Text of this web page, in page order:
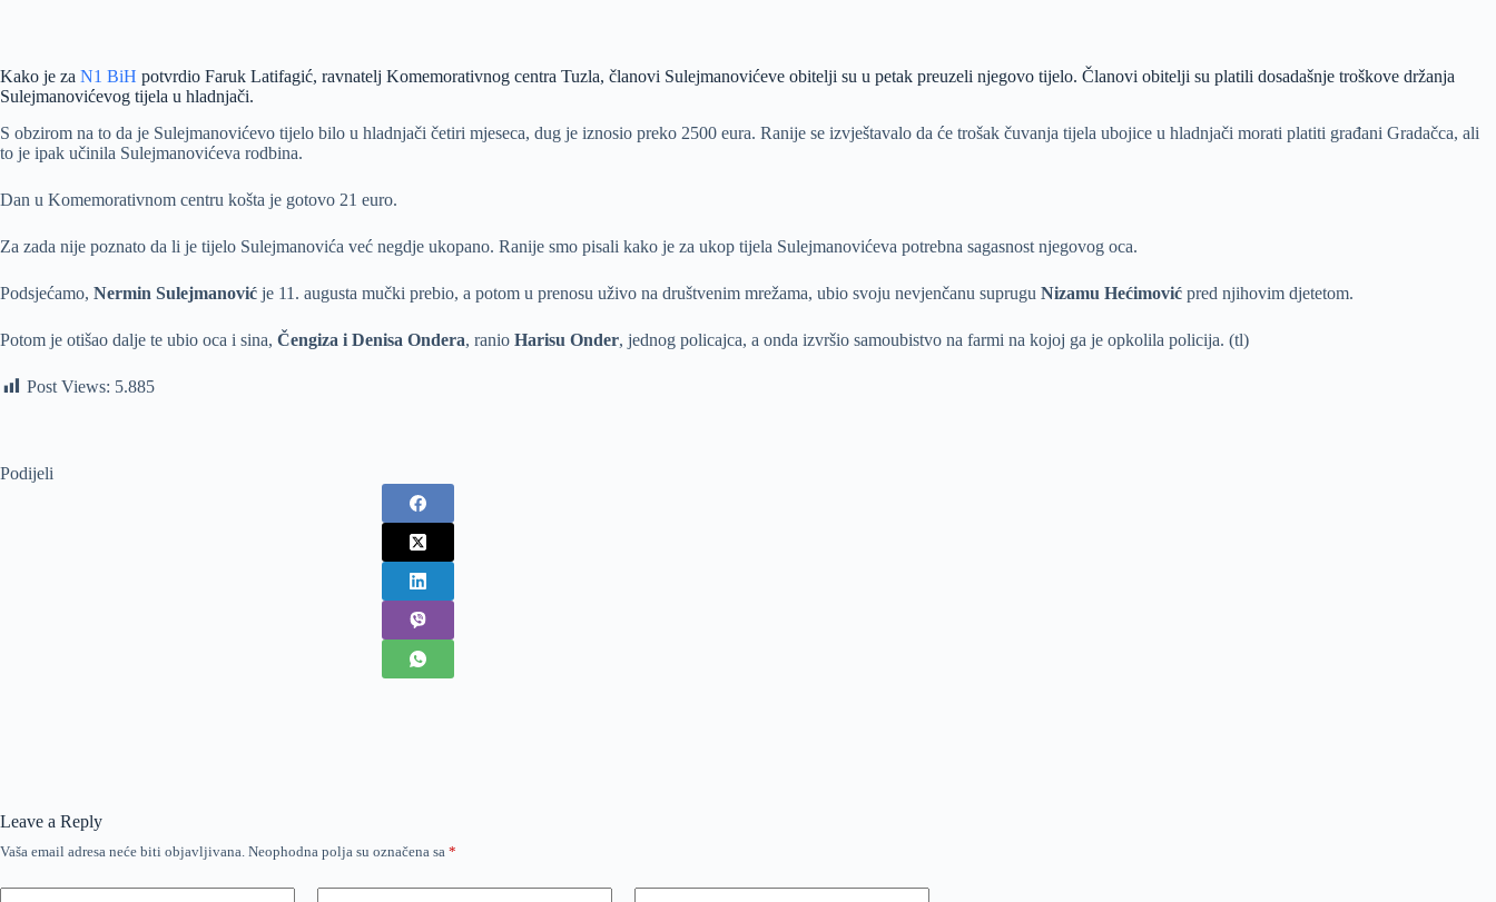
Kako je za N1 BiH potvrdio Faruk Latifagić, ravnatelj Komemorativnog centra Tuzla, članovi Sulejmanovićeve obitelji su u petak preuzeli njegovo tijelo. Članovi obitelji su platili dosadašnje troškove držanja
Sulejmanovićevog tijela u hladnjači.
S obzirom na to da je Sulejmanovićevo tijelo bilo u hladnjači četiri mjeseca, dug je iznosio preko 2500 eura. Ranije se izvještavalo da će trošak čuvanja tijela ubojice u hladnjači morati platiti građani Gradačca, ali
to je ipak učinila Sulejmanovićeva rodbina.
Dan u Komemorativnom centru košta je gotovo 21 euro.
Za zada nije poznato da li je tijelo Sulejmanovića već negdje ukopano. Ranije smo pisali kako je za ukop tijela Sulejmanovićeva potrebna sagasnost njegovog oca.
Podsjećamo, Nermin Sulejmanović je 11. augusta mučki prebio, a potom u prenosu uživo na društvenim mrežama, ubio svoju nevjenčanu suprugu Nizamu Hećimović pred njihovim djetetom.
Potom je otišao dalje te ubio oca i sina, Čengiza i Denisa Ondera, ranio Harisu Onder, jednog policajca, a onda izvršio samoubistvo na farmi na kojoj ga je opkolila policija. (tl)
Post Views: 5.885
Podijeli
Leave a Reply
Vaša email adresa neće biti objavljivana. Neophodna polja su označena sa *